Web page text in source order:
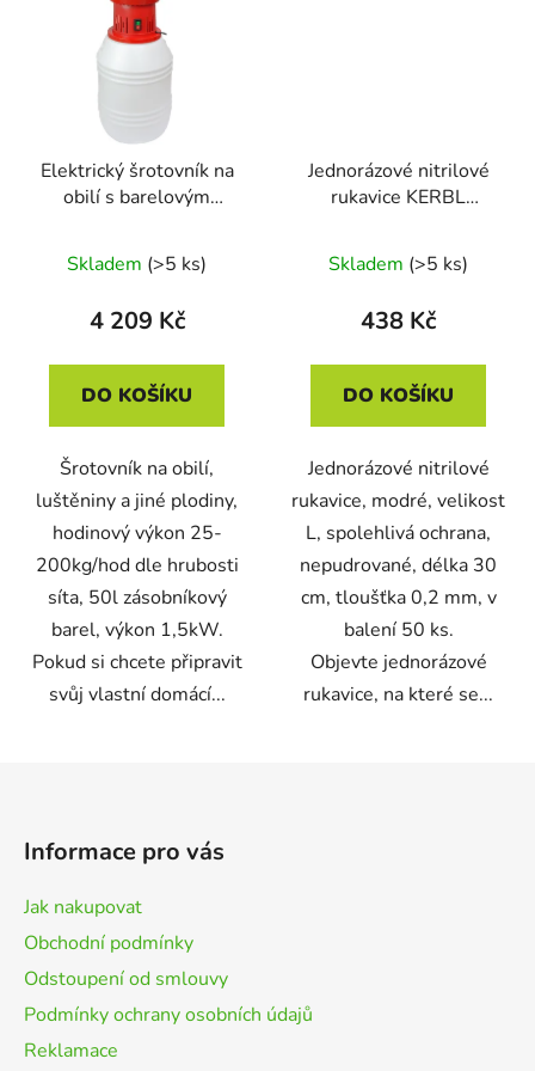
Elektrický šrotovník na
obilí s barelovým
HP 1,5kW
Skladem (>5 ks)
4 209 Kč
DO KOŠÍKU
Šrotovník na obilí,
luštěniny a jiné plodiny,
hodinový výkon 25-
200kg/hod dle hrubosti
síta, 50l zásobníkový
barel, výkon 1,5kW.
Pokud si chcete připravit
svůj vlastní domácí...
Jednorázové nitrilové
rukavice KERBL
PREMIUM PLUS, vel. L,
d. 30cm, tl. 0,2mm,
50ks/bal
Skladem (>5 ks)
438 Kč
DO KOŠÍKU
Jednorázové nitrilové
rukavice, modré, velikost
L, spolehlivá ochrana,
nepudrované, délka 30
cm, tloušťka 0,2 mm, v
balení 50 ks.
Objevte jednorázové
rukavice, na které se...
Informace pro vás
Jak nakupovat
Obchodní podmínky
Odstoupení od smlouvy
Podmínky ochrany osobních údajů
Reklamace